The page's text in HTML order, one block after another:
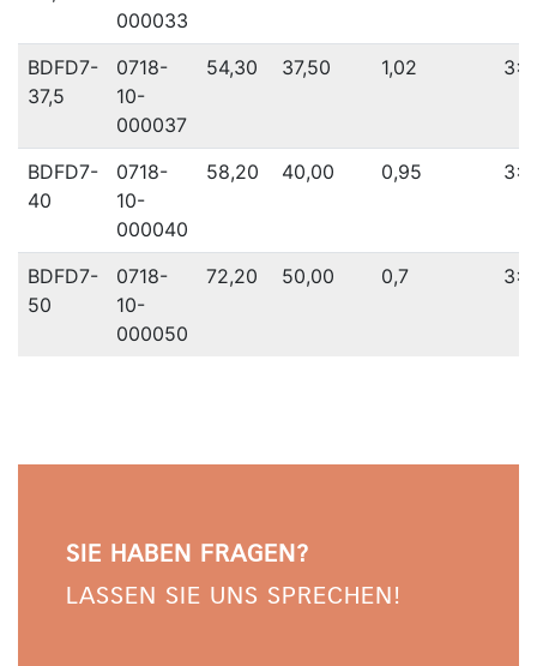
000033
BDFD7-
37,5
0718-
10-
000037
54,30 37,50 1,02 3x
BDFD7-
40
0718-
10-
000040
58,20 40,00 0,95 3x
BDFD7-
50
0718-
10-
000050
72,20 50,00 0,7 3x
SIE HABEN FRAGEN?
LASSEN SIE UNS SPRECHEN!